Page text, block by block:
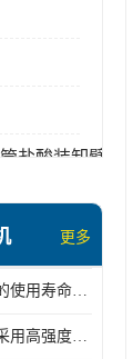
盐酸装卸臂
更多
活动梯 具有较长的使用寿命和耐用性 一般采用高强度材料制造
临沂活动梯 一般采用高强度材料制造 可以用于多种不同的任务